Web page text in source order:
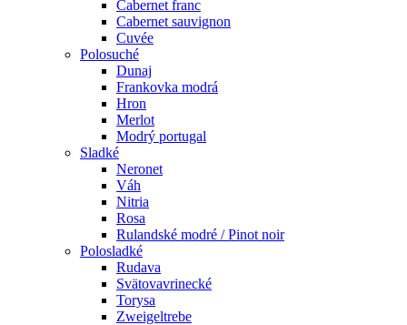
Cabernet franc
Cabernet sauvignon
Cuvée
Polosuché
Dunaj
Frankovka modrá
Hron
Merlot
Modrý portugal
Sladké
Neronet
Váh
Nitria
Rosa
Rulandské modré / Pinot noir
Polosladké
Rudava
Svätovavrinecké
Torysa
Zweigeltrebe